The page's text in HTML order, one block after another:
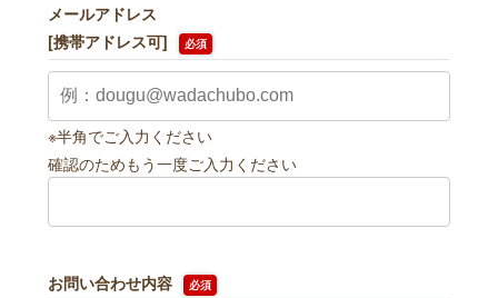
メールアドレス
[携帯アドレス可]
必須
※半角でご入力ください
確認のためもう一度ご入力ください
お問い合わせ内容 必須